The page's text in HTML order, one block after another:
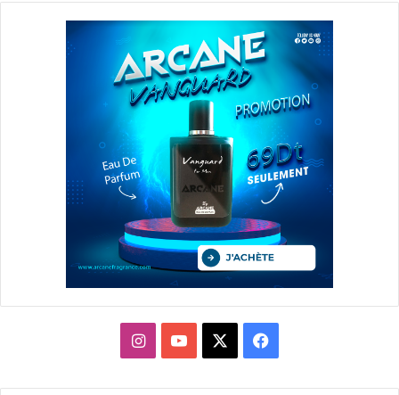
فيسبوك يوتيوبانستقرام